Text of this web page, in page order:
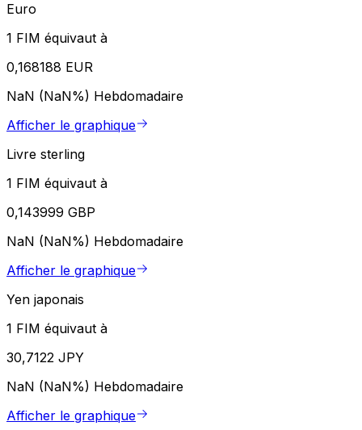
Euro
1 FIM équivaut à
0,168188 EUR
NaN (NaN%) Hebdomadaire
Afficher le graphique
Livre sterling
1 FIM équivaut à
0,143999 GBP
NaN (NaN%) Hebdomadaire
Afficher le graphique
Yen japonais
1 FIM équivaut à
30,7122 JPY
NaN (NaN%) Hebdomadaire
Afficher le graphique